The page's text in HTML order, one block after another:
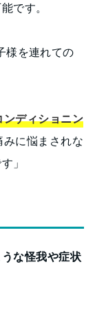
です。
様を連れての
ンディショニン
みに悩まされな
」
な怪我や症状